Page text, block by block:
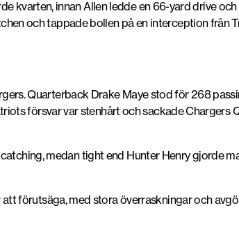
kvarten, innan Allen ledde en 66-yard drive
och tappade bollen på en interception från
Quarterback Drake Mayestod för 268
försvar var stenhårt och sackade Chargers
medan tight end Hunter Henrygjorde
förutsäga, med stora överraskningar och